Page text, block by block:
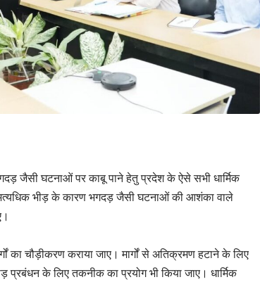
जैसी घटनाओं पर काबू पाने हेतु प्रदेश के ऐसे सभी धार्मिक
अत्यधिक भीड़ के कारण भगदड़ जैसी घटनाओं की आशंका वाले
का चौड़ीकरण कराया जाए। मार्गों से अतिक्रमण हटाने के लिए
प्रबंधन के लिए तकनीक का प्रयोग भी किया जाए। धार्मिक